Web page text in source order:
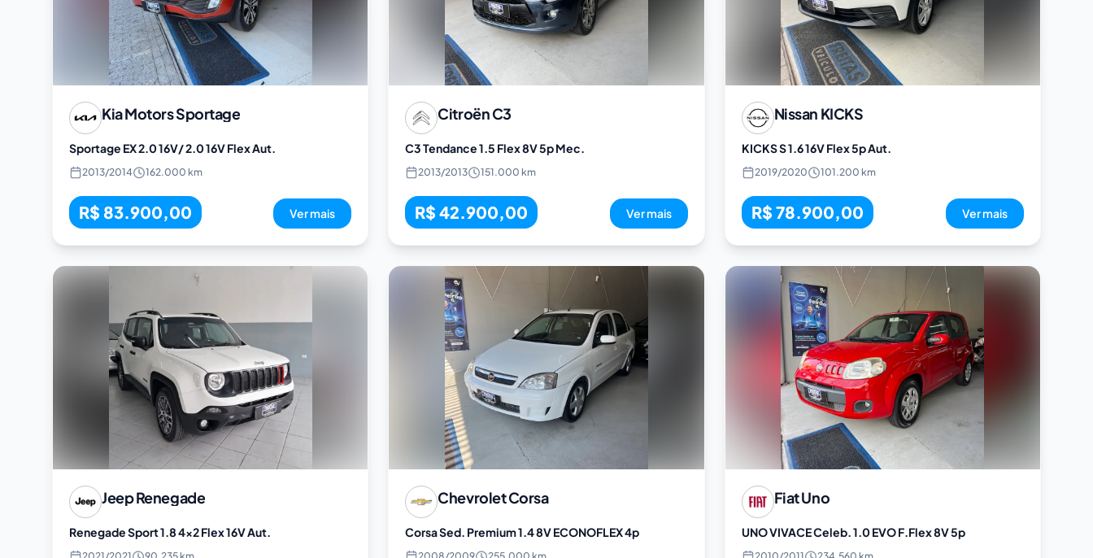
Kia MotorsSportage
Sportage EX 2.0 16V/ 2.0 16V Flex Aut.
2013/2014 162.000 km
R$ 83.900,00 Ver mais
CitroënC3
C3 Tendance 1.5 Flex 8V 5p Mec.
2013/2013 151.000 km
R$ 42.900,00 Ver mais
Nissan KICKS
KICKS S 1.6 16V Flex 5p Aut.
2019/2020 101.200 km
R$ 78.900,00 Ver mais
JeepRenegade
Renegade Sport 1.8 4x2 Flex 16V Aut.
ChevroletCorsa
Corsa Sed. Premium 1.4 8V ECONOFLEX 4p
FiatUno
UNO VIVACE Celeb. 1.0 EVO F.Flex 8V 5p